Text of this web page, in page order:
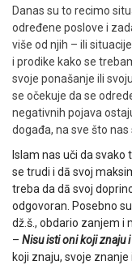
Danas su to recimo
određene poslove i
više od njih – ili
i prodike kako se
svoje ponašanje ili
se očekuje da se
negativnih pojava
događa, na sve što
Islam nas uči da
se trudi i dā svoj
treba da dā svoj
odgovoran. Posebno
dž.š., obdario zanjem i
– Nisu isti oni koji znaju
koji znaju, svoje